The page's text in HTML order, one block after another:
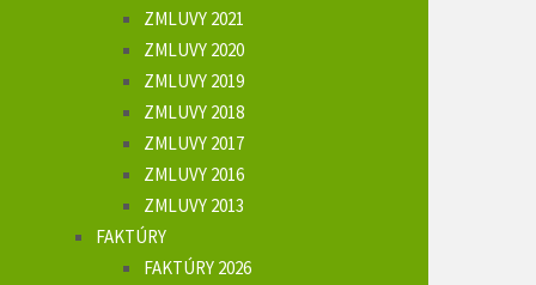
ZMLUVY 2021
ZMLUVY 2020
ZMLUVY 2019
ZMLUVY 2018
ZMLUVY 2017
ZMLUVY 2016
ZMLUVY 2013
FAKTÚRY
FAKTÚRY 2026